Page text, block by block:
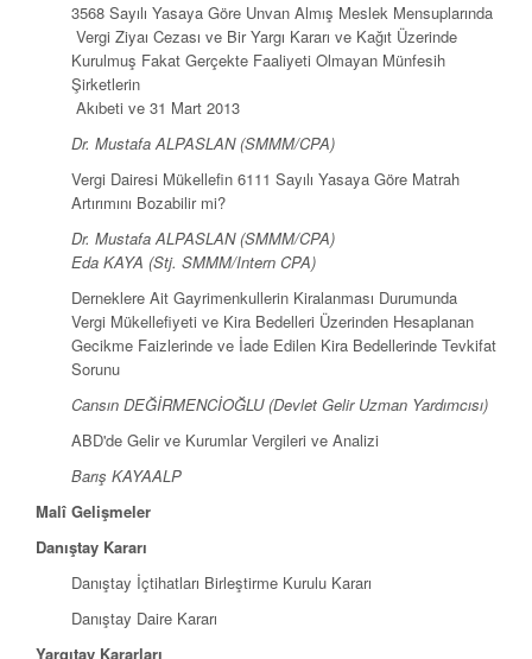
3568 Sayılı Yasaya Göre Unvan Almış Meslek Mensuplarında
Vergi Ziyaı Cezası ve Bir Yargı Kararı ve Kağıt Üzerinde
Kurulmuş Fakat Gerçekte Faaliyeti Olmayan Münfesih
Şirketlerin
Akıbeti ve 31 Mart 2013
Dr. Mustafa ALPASLAN (SMMM/CPA)
Vergi Dairesi Mükellefin 6111 Sayılı Yasaya Göre Matrah
Artırımını Bozabilir mi?
Dr. Mustafa ALPASLAN (SMMM/CPA)
Eda KAYA (Stj. SMMM/Intern CPA)
Derneklere Ait Gayrimenkullerin Kiralanması Durumunda
Vergi Mükellefiyeti ve Kira Bedelleri Üzerinden Hesaplanan
Gecikme Faizlerinde ve İade Edilen Kira Bedellerinde Tevkifat
Sorunu
Cansın DEĞİRMENCİOĞLU (Devlet Gelir Uzman Yardımcısı)
ABD'de Gelir ve Kurumlar Vergileri ve Analizi
Barış KAYAALP
Malî Gelişmeler
Danıştay Kararı
Danıştay İçtihatları Birleştirme Kurulu Kararı
Danıştay Daire Kararı
Yargıtay Kararları